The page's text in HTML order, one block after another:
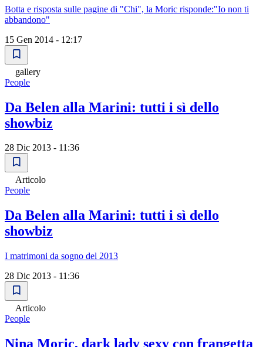
Botta e risposta sulle pagine di "Chi", la Moric risponde:"Io non ti
abbandono"
15 Gen 2014 - 12:17
gallery
People
Da Belen alla Marini: tutti i sì dello
showbiz
28 Dic 2013 - 11:36
Articolo
People
Da Belen alla Marini: tutti i sì dello
showbiz
I matrimoni da sogno del 2013
28 Dic 2013 - 11:36
Articolo
People
Nina Moric, dark lady sexy con frangetta